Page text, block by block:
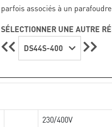
parfois associés à un
SÉLECTIONNER UNE AUTRE
DS44S-400
230/400V